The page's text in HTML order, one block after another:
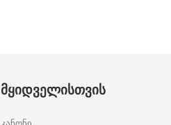
ᲛᲧᲘᲓᲕᲔᲚᲘᲡᲗᲕᲘᲡ